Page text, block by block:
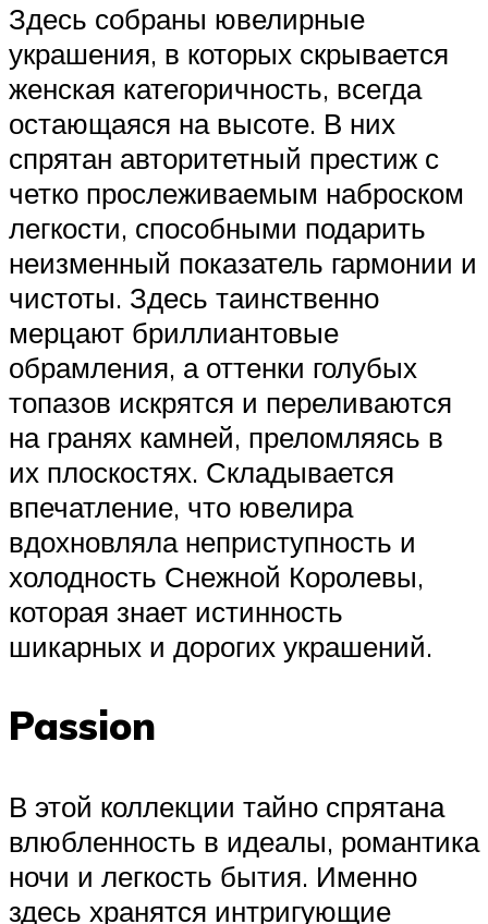
Здесь собраны ювелирные
украшения, в которых скрывается
женская категоричность, всегда
остающаяся на высоте. В них
спрятан авторитетный престиж с
четко прослеживаемым наброском
легкости, способными подарить
неизменный показатель гармонии и
чистоты. Здесь таинственно
мерцают бриллиантовые
обрамления, а оттенки голубых
топазов искрятся и переливаются
на гранях камней, преломляясь в
их плоскостях. Складывается
впечатление, что ювелира
вдохновляла неприступность и
холодность Снежной Королевы,
которая знает истинность
шикарных и дорогих украшений.
Passion
В этой коллекции тайно спрятана
влюбленность в идеалы, романтика
ночи и легкость бытия. Именно
здесь хранятся интригующие